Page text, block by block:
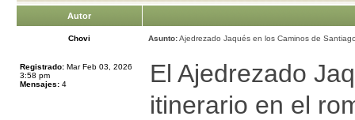
Autor
Chovi Asunto:Ajedrezado Jaqués en los Caminos de
Registrado: Mar Feb 03, 2026
3:58 pm
Mensajes: 4
El Ajedrezado
itinerario en el